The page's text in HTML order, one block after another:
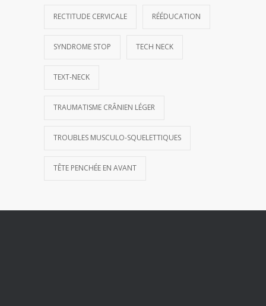
RECTITUDE CERVICALE RÉÉDUCATION
SYNDROME STOP TECH NECK
TEXT-NECK
TRAUMATISME CRÂNIEN LÉGER
TROUBLES MUSCULO-SQUELETTIQUES
TÊTE PENCHÉE EN AVANT